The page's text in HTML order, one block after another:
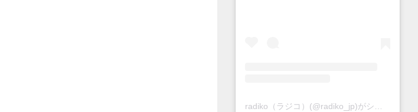
radiko（ラジコ）(@radiko_jp)がシェアした投稿